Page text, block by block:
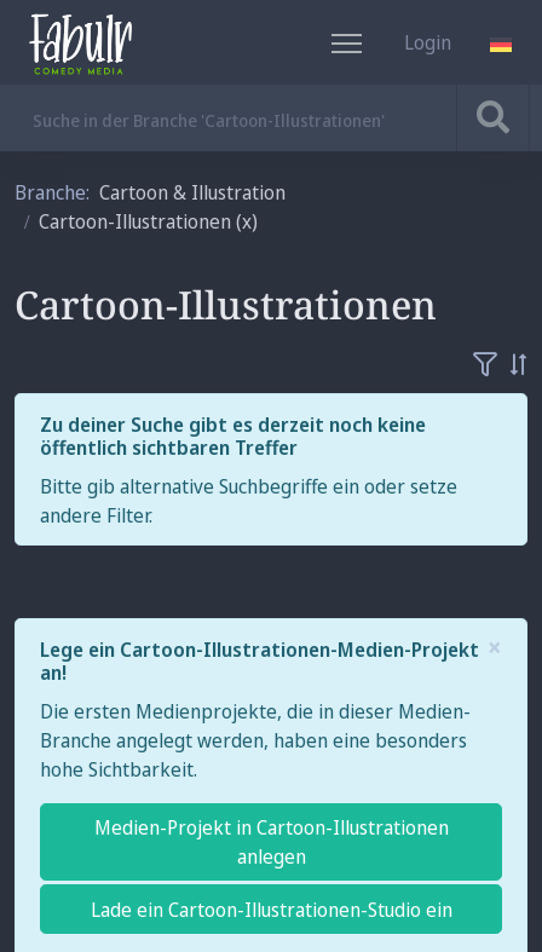
Login
DE
Branche: Cartoon & Illustration
Cartoon-Illustrationen (x)
Cartoon-Illustrationen
Zu deiner Suche gibt es derzeit noch keine
öffentlich sichtbaren Treffer
Bitte gib alternative Suchbegriffe ein oder setze
andere Filter.
×
Lege ein Cartoon-Illustrationen-Medien-Projekt
an!
Die ersten Medienprojekte, die in dieser Medien-
Branche angelegt werden, haben eine besonders
hohe Sichtbarkeit.
Medien-Projekt in Cartoon-Illustrationen
anlegen
Lade ein Cartoon-Illustrationen-Studio ein